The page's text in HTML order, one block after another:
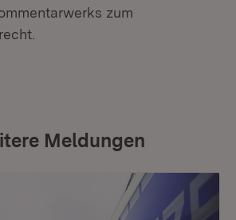
zum
Meldungen